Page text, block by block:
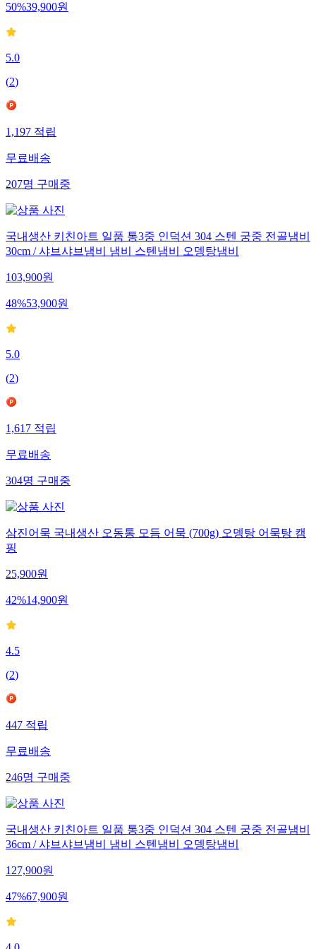
50%39,900원
5.0
(2)
1,197 적립
무료배송
207명 구매중
국내생산 키친아트 일품 통3중 인덕션 304 스텐 궁중 전골냄비
30cm / 샤브샤브냄비 냄비 스텐냄비 오뎅탕냄비
103,900원
48%53,900원
5.0
(2)
1,617 적립
무료배송
304명 구매중
삼진어묵 국내생산 오동통 모듬 어묵 (700g) 오뎅탕 어묵탕 캠
핑
25,900원
42%14,900원
4.5
(2)
447 적립
무료배송
246명 구매중
국내생산 키친아트 일품 통3중 인덕션 304 스텐 궁중 전골냄비
36cm / 샤브샤브냄비 냄비 스텐냄비 오뎅탕냄비
127,900원
47%67,900원